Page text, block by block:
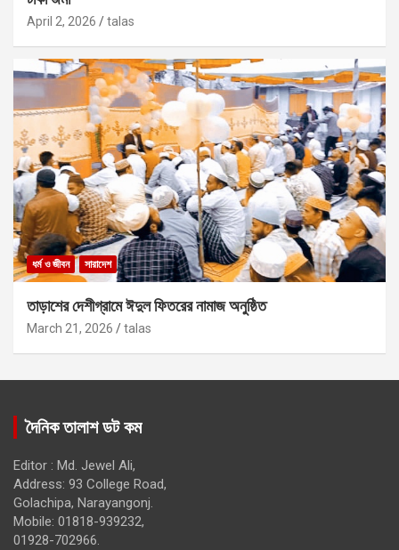
April 2, 2026 talas
ধর্ম ও জীবন সারাদেশ
তাড়াশের দেশীগ্রামে ঈদুল ফিতরের নামাজ অনুষ্ঠিত
March 21, 2026 talas
দৈনিক তালাশ ডট কম
Editor : Md. Jewel Ali,
Address: 93 College Road,
Golachipa, Narayangonj.
Mobile: 01818-939232,
01928-702966.